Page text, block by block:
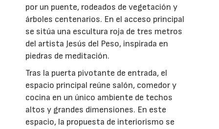
por un puente, rodeados de vegetación y
árboles centenarios. En el acceso principal
se sitúa una escultura roja de tres metros
del artista Jesús del Peso, inspirada en
piedras de meditación.
Tras la puerta pivotante de entrada, el
espacio principal reúne salón, comedor y
cocina en un único ambiente de techos
altos y grandes dimensiones. En este
espacio, la propuesta de interiorismo se